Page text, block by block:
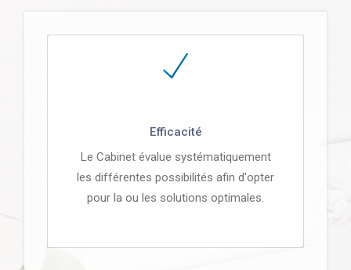
Efficacité
Le Cabinet évalue systématiquement
les différentes possibilités afin d'opter
pour la ou les solutions optimales.